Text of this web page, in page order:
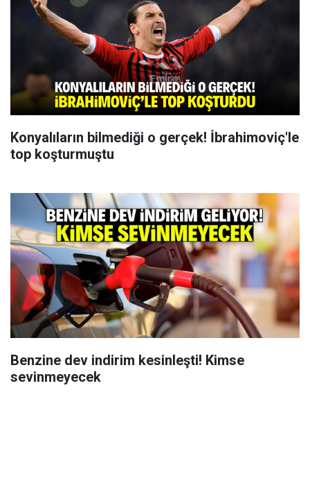
Konyalıların bilmediği o gerçek! İbrahimoviç'le
top koşturmuştu
Benzine dev indirim kesinleşti! Kimse
sevinmeyecek